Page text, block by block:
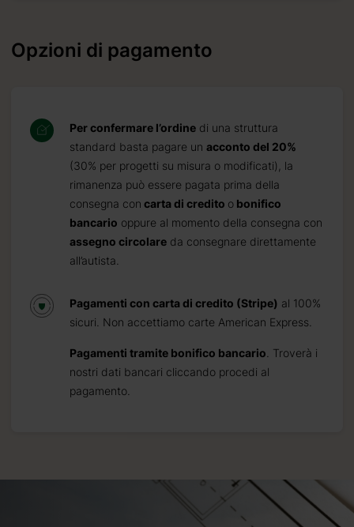
Opzioni di pagamento
Per confermare l’ordine di una struttura
standard basta pagare un acconto del 20%
(30% per progetti su misura o modificati), la
rimanenza può essere pagata prima della
consegna con carta di credito o bonifico
bancario oppure al momento della consegna con
assegno circolare da consegnare direttamente
all’autista.
Pagamenti con carta di credito (Stripe) al 100%
sicuri. Non accettiamo carte American Express.
Pagamenti tramite bonifico bancario . Troverà i
nostri dati bancari cliccando procedi al
pagamento.